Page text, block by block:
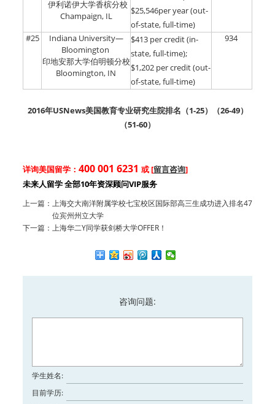
伊利诺伊大学香槟分校
Champaign, IL
$25,546per year (out-
of-state, full-time)
#25
Indiana University—
Bloomington
印地安那大学伯明顿分校
Bloomington, IN
$413 per credit (in-
state, full-time);
$1,202 per credit (out-
of-state, full-time)
934
2016年USNews美国教育专业研究生院排名（1-25）（26-49）
（51-60）
详询美国留学： 400 001 6231 或 [留言咨询]
未来人留学 全部10年资深顾问VIP服务
上一篇： 上海交大南洋附属学校七宝校区国际部高三生成功进入排名47
位宾州州立大学
下一篇： 上海华二Y同学获剑桥大学OFFER！
咨询问题:
学生姓名:
目前学历: